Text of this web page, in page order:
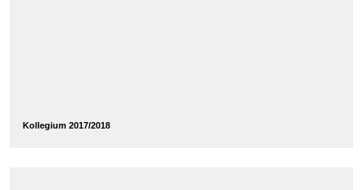
Kollegium 2017/2018